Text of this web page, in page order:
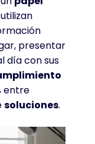
presentar
día con sus
entre
soluciones.